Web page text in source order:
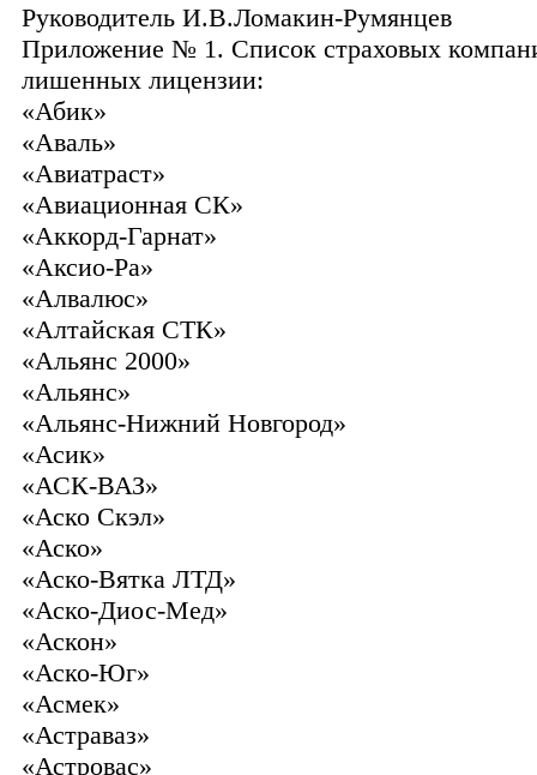
Руководитель И.В.Ломакин-Румянцев
Приложение № 1. Список страховых
лишенных лицензии:
«Абик»
«Аваль»
«Авиатраст»
«Авиационная СК»
«Аккорд-Гарнат»
«Аксио-Ра»
«Алвалюс»
«Алтайская СТК»
«Альянс 2000»
«Альянс»
«Альянс-Нижний Новгород»
«Асик»
«АСК-ВАЗ»
«Аско Скэл»
«Аско»
«Аско-Вятка ЛТД»
«Аско-Диос-Мед»
«Аскон»
«Аско-Юг»
«Асмек»
«Астраваз»
«Астровас»